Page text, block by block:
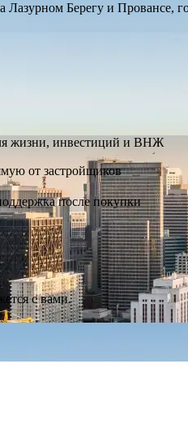
Берегу и Провансе,
жизни, инвестиций и ВНЖ
от застройщиков
после покупки
с вами.